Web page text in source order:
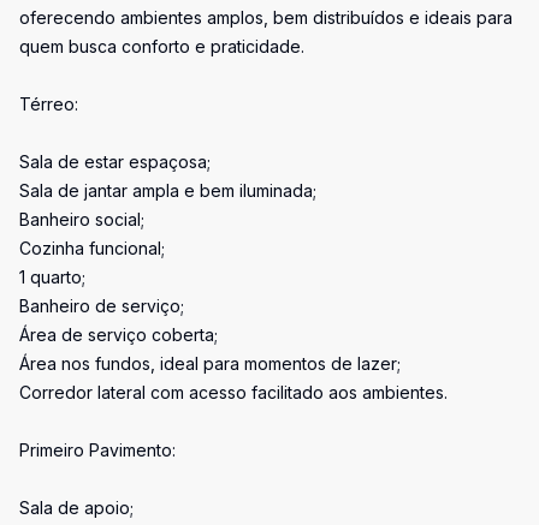
oferecendo ambientes amplos, bem distribuídos e ideais para
quem busca conforto e praticidade.
Térreo:
Sala de estar espaçosa;
Sala de jantar ampla e bem iluminada;
Banheiro social;
Cozinha funcional;
1 quarto;
Banheiro de serviço;
Área de serviço coberta;
Área nos fundos, ideal para momentos de lazer;
Corredor lateral com acesso facilitado aos ambientes.
Primeiro Pavimento:
Sala de apoio;